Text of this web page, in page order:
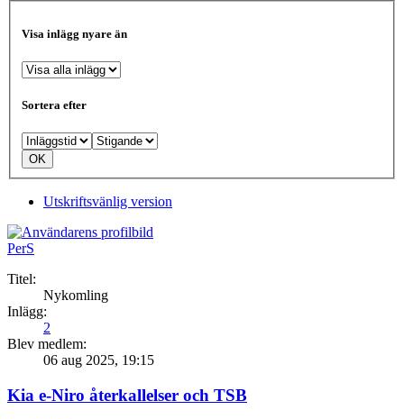
Visa inlägg nyare än
Sortera efter
Utskriftsvänlig version
PerS
Titel:
Nykomling
Inlägg:
2
Blev medlem:
06 aug 2025, 19:15
Kia e-Niro återkallelser och TSB